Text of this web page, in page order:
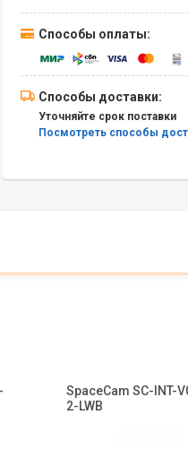
Способы оплаты:
Способы доставки:
Уточняйте срок поставки
Посмотреть способы
SpaceCam SC-INT-
2-LWB